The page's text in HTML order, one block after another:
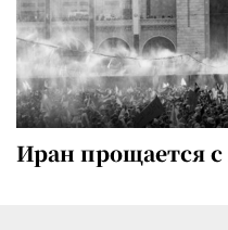
Иран прощается